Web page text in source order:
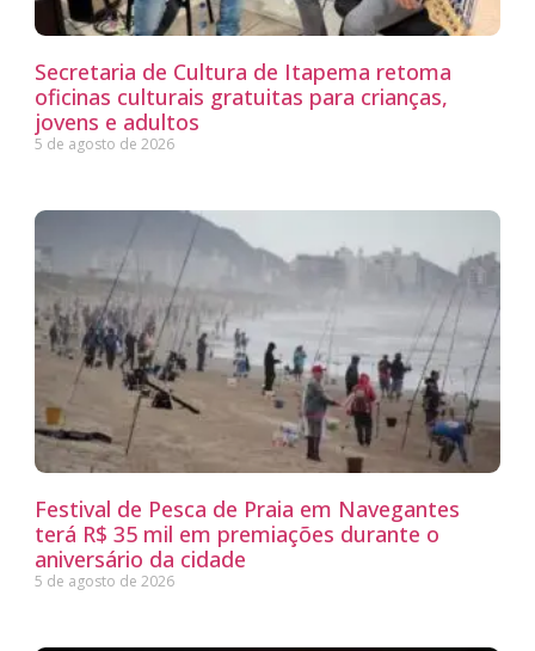
Secretaria de Cultura de Itapema retoma
oficinas culturais gratuitas para crianças,
jovens e adultos
5 de agosto de 2026
Festival de Pesca de Praia em Navegantes
terá R$ 35 mil em premiações durante o
aniversário da cidade
5 de agosto de 2026